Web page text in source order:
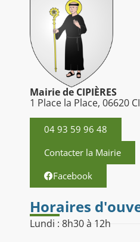
Mairie de CIPIÈRES
1 Place la Place, 06620
04 93 59 96 48
Contacter la Mairie
Facebook
Horaires
Lundi : 8h30 à 12h